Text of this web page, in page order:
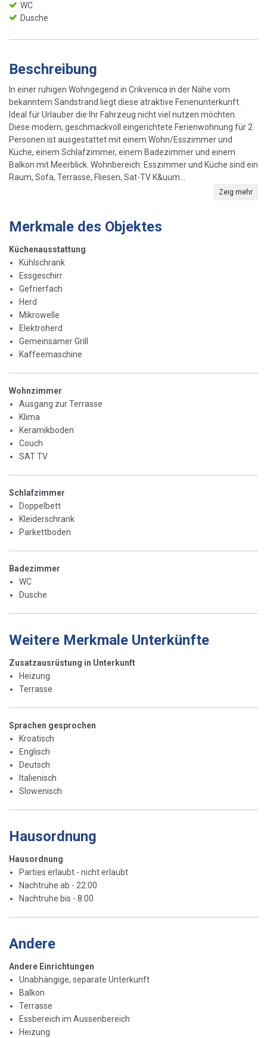
WC
Dusche
Beschreibung
In einer ruhigen Wohngegend in Crikvenica in der Nähe vom
bekanntem Sandstrand liegt diese atraktive Ferienunterkunft.
Ideal für Urlauber die Ihr Fahrzeug nicht viel nutzen möchten.
Diese modern, geschmackvoll eingerichtete Ferienwohnung für 2
Personen ist ausgestattet mit einem Wohn/Esszimmer und
Küche, einem Schlafzimmer, einem Badezimmer und einem
Balkon mit Meerblick. Wohnbereich: Esszimmer und Küche sind ein
Raum, Sofa, Terrasse, Fliesen, Sat-TV K&uum...
Zeig mehr
Merkmale des Objektes
Küchenausstattung
Kühlschrank
Essgeschirr
Gefrierfach
Herd
Mikrowelle
Elektroherd
Gemeinsamer Grill
Kaffeemaschine
Wohnzimmer
Ausgang zur Terrasse
Klima
Keramikboden
Couch
SAT TV
Schlafzimmer
Doppelbett
Kleiderschrank
Parkettboden
Badezimmer
WC
Dusche
Weitere Merkmale Unterkünfte
Zusatzausrüstung in Unterkunft
Heizung
Terrasse
Sprachen gesprochen
Kroatisch
Englisch
Deutsch
Italienisch
Slowenisch
Hausordnung
Hausordnung
Parties erlaubt - nicht erlaubt
Nachtruhe ab - 22:00
Nachtruhe bis - 8:00
Andere
Andere Einrichtungen
Unabhängige, separate Unterkunft
Balkon
Terrasse
Essbereich im Aussenbereich
Heizung